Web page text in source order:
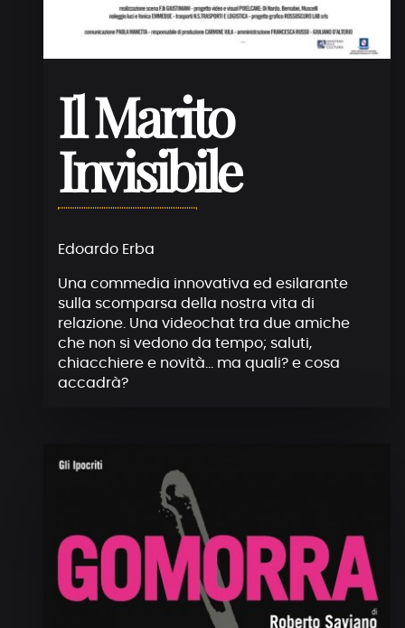
Il Marito
Invisibile
Edoardo Erba
Una commedia innovativa ed esilarante
sulla scomparsa della nostra vita di
relazione. Una videochat tra due amiche
che non si vedono da tempo; saluti,
chiacchiere e novità… ma quali? e cosa
accadrà?